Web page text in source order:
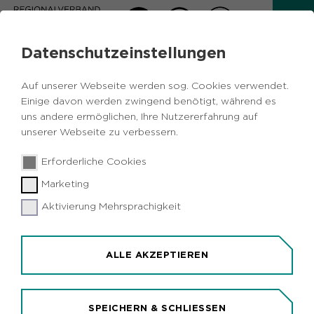
Datenschutzeinstellungen
Auf unserer Webseite werden sog. Cookies verwendet.
Einige davon werden zwingend benötigt, während es
uns andere ermöglichen, Ihre Nutzererfahrung auf
unserer Webseite zu verbessern.
Erforderliche Cookies
Marketing
Aktivierung Mehrsprachigkeit
ALLE AKZEPTIEREN
SPEICHERN & SCHLIESSEN
AKTUELLES
Zurück
AB 2. JUNI:
Bauarbeiten am Hoesch-Hafenbahn-
Weg